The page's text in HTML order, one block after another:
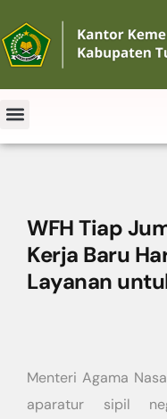
WFH Tiap
Kerja Baru
Layanan
Menteri Agama
aparatur sipil